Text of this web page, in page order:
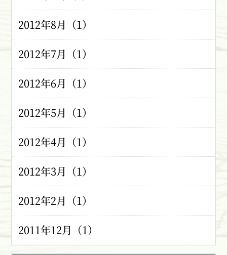
2012年8月（1）
2012年7月（1）
2012年6月（1）
2012年5月（1）
2012年4月（1）
2012年3月（1）
2012年2月（1）
2011年12月（1）